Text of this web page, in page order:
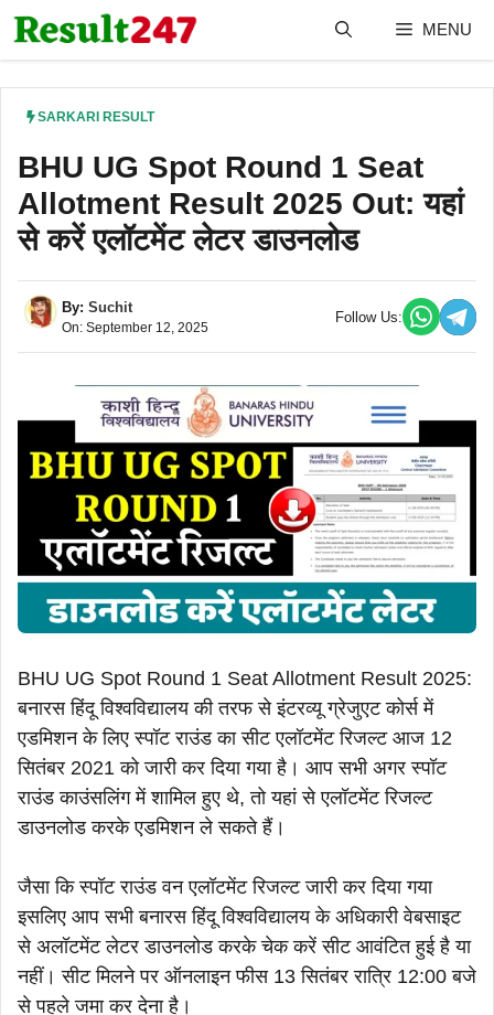
Skip
to
MENU
SARKARI RESULT
BHU UG Spot Round 1 Seat
Allotment Result 2025 Out: यहां
से करें एलॉटमेंट लेटर डाउनलोड
By: Suchit
On: September 12, 2025
Follow Us:
BHU UG Spot Round 1 Seat Allotment Result 2025:
बनारस हिंदू विश्वविद्यालय की तरफ से इंटरव्यू ग्रेजुएट कोर्स में
एडमिशन के लिए स्पॉट राउंड का सीट एलॉटमेंट रिजल्ट आज 12
सितंबर 2021 को जारी कर दिया गया है। आप सभी अगर स्पॉट
राउंड काउंसलिंग में शामिल हुए थे, तो यहां से एलॉटमेंट रिजल्ट
डाउनलोड करके एडमिशन ले सकते हैं।
जैसा कि स्पॉट राउंड वन एलॉटमेंट रिजल्ट जारी कर दिया गया
इसलिए आप सभी बनारस हिंदू विश्वविद्यालय के अधिकारी वेबसाइट
से अलॉटमेंट लेटर डाउनलोड करके चेक करें सीट आवंटित हुई है या
नहीं। सीट मिलने पर ऑनलाइन फीस 13 सितंबर रात्रि 12:00 बजे
से पहले जमा कर देना है।